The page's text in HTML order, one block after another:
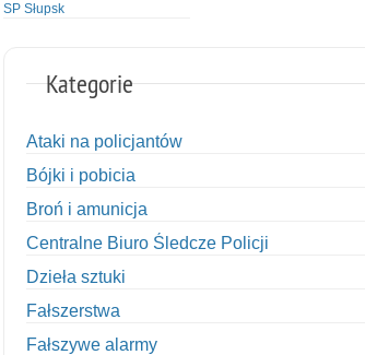
SP Słupsk
Kategorie
Ataki na policjantów
Bójki i pobicia
Broń i amunicja
Centralne Biuro Śledcze Policji
Dzieła sztuki
Fałszerstwa
Fałszywe alarmy